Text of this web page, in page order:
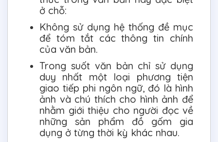
ở chỗ:
Không sử dụng hệ thống đề mục
để tóm tắt các thông tin chính
của văn bản.
Trong suốt văn bản chỉ sử dụng
duy nhất một loại phương tiện
giao tiếp phi ngôn ngữ, đó là hình
ảnh và chú thích cho hình ảnh để
nhằm giới thiệu cho người đọc về
những sản phẩm đồ gốm gia
dụng ở từng thời kỳ khác nhau.